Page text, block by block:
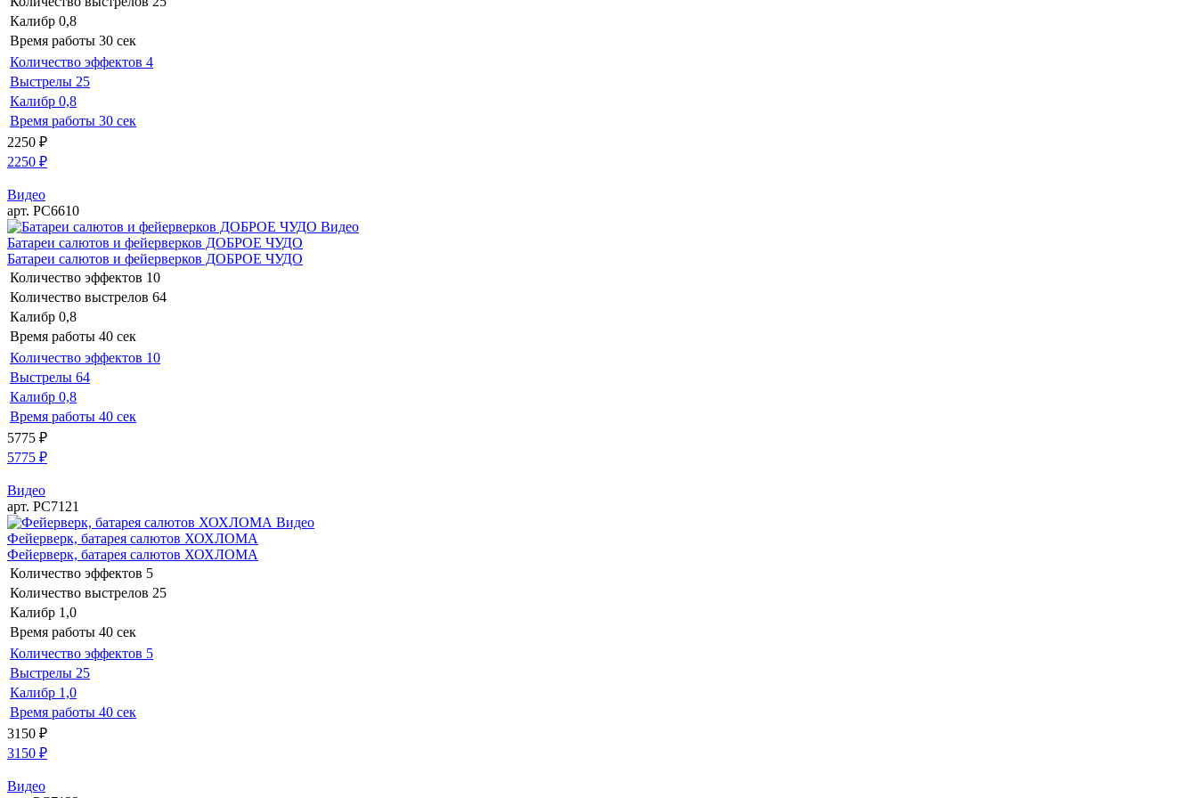
Калибр 0,8
Время работы 30 сек
Количество эффектов 4
Выстрелы 25
Калибр 0,8
Время работы 30 сек
2250 ₽
2250 ₽
Видео
арт. РС6610
Видео
Батареи салютов и фейерверков ДОБРОЕ ЧУДО
Батареи салютов и фейерверков ДОБРОЕ ЧУДО
Количество эффектов 10
Количество выстрелов 64
Калибр 0,8
Время работы 40 сек
Количество эффектов 10
Выстрелы 64
Калибр 0,8
Время работы 40 сек
5775 ₽
5775 ₽
Видео
арт. РС7121
Видео
Фейерверк, батарея салютов ХОХЛОМА
Фейерверк, батарея салютов ХОХЛОМА
Количество эффектов 5
Количество выстрелов 25
Калибр 1,0
Время работы 40 сек
Количество эффектов 5
Выстрелы 25
Калибр 1,0
Время работы 40 сек
3150 ₽
3150 ₽
Видео